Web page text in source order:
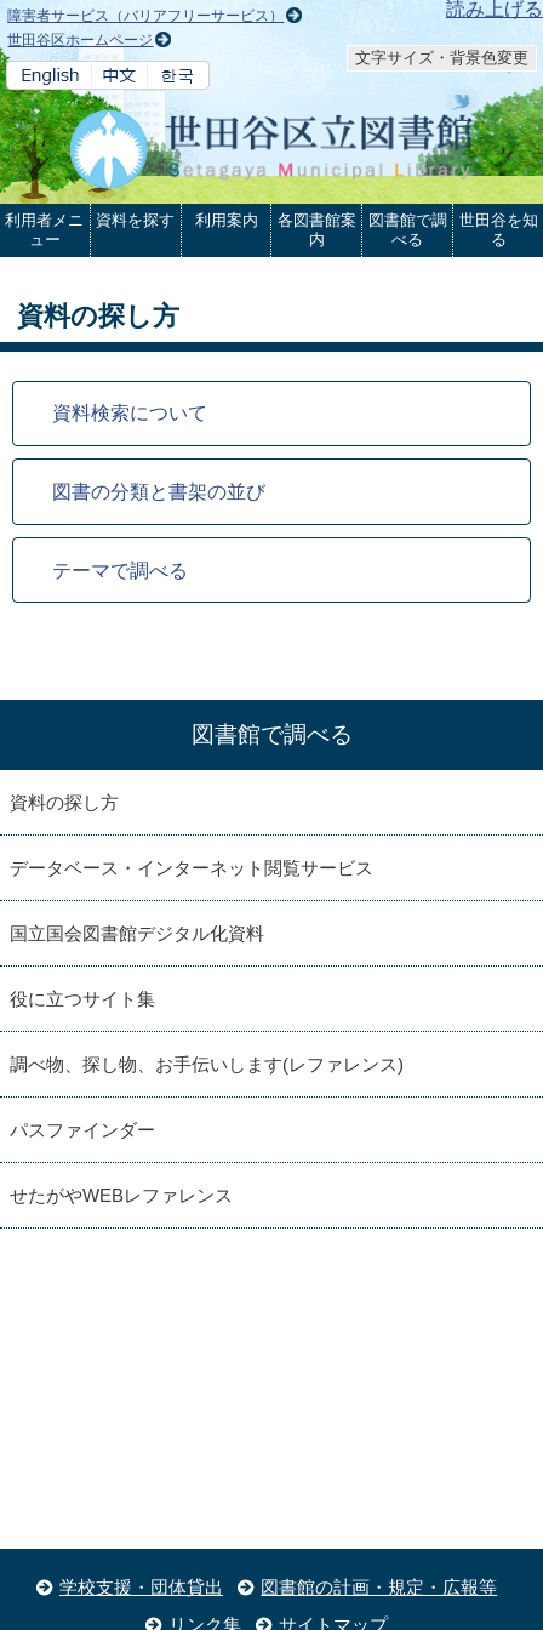
本文へ 読み上げる
障害者サービス（バリアフリーサービス）
世田谷区ホームページ
文字サイズ・背景色変更
利用者メニ
ュー
資料を探す 利用案内
各図書館案
内
図書館で調
べる
世田谷を知
る
資料の探し方
資料検索について
図書の分類と書架の並び
テーマで調べる
図書館で調べる
資料の探し方
データベース・インターネット閲覧サービス
国立国会図書館デジタル化資料
役に立つサイト集
調べ物、探し物、お手伝いします(レファレンス)
パスファインダー
せたがやWEBレファレンス
学校支援・団体貸出
図書館の計画・規定・広報等
リンク集
サイトマップ